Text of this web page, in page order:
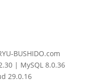
BUSHIDO.com
| MySQL 8.0.36
29.0.16